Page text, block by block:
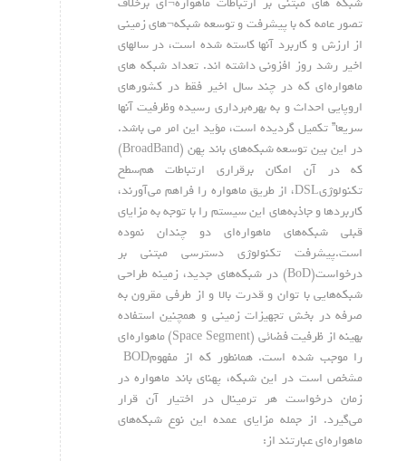
تصور عامه که با پیشرفت و توسعه شبکه¬های زمینی
از ارزش و کاربرد آنها کاسته شده است، در سالهای
اخیر رشد روز افزونی داشته اند. تعداد شبکه های
ماهواره‌ای که در چند سال اخیر فقط در کشورهای
اروپایی احداث و به بهره‌برداری رسیده وظرفیت آنها
سریعا” تکمیل گردیده است، مؤید این امر می باشد.
در این بین توسعه شبکه‌های باند پهن (BroadBand)
که در آن امکان برقراری ارتباطات هم‌سطح
تکنولوژیDSL، از طریق ماهواره را فراهم می‌آورند،
کاربردها و جاذبه‌های این سیستم را با توجه به مزایای
قبلی شبکه‌های ماهواره‌ای دو چندان نموده
است.پیشرفت تکنولوژی دسترسی مبتنی بر
درخواست(BoD) در شبکه‌های جدید، زمینه طراحی
شبکه‌هایی با توان و قدرت بالا و از طرفی مقرون به
صرفه در بخش تجهیزات زمینی و همچنین استفاده
بهینه از ظرفیت فضائی (Space Segment) ماهواره‌ای
را موجب شده است. همانطور که از مفهومBOD
مشخص است در این شبکه، پهنای باند ماهواره در
زمان درخواست هر ترمینال در اختیار آن قرار
می‌گیرد. از جمله مزایای عمده این نوع شبکه‌های
ماهواره‌ای عبارتند از: